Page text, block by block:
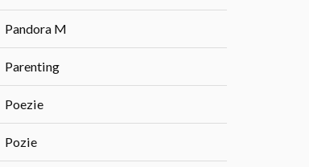
Pandora M
Parenting
Poezie
Pozie